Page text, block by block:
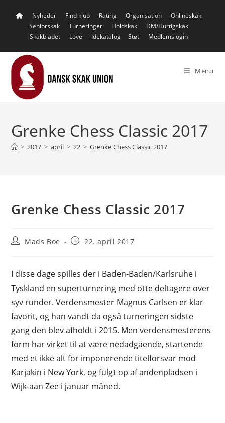
Nyheder Find klub Rating Organisation
Onlineskak
Seniorskak
Turneringer Holdskak
DM/Hurtigskak
Skakbladet
Love Idekatalog Støt Medlemslogin
Menu
Grenke Chess Classic 2017
> 2017 > april > 22 > Grenke Chess Classic 2017
Grenke Chess Classic 2017
PostMads Boe
Post22. april 2017
I disse dage spilles der i Baden-Baden/Karlsruhe i
Tyskland en superturnering med otte deltagere over
syv runder. Verdensmester Magnus Carlsen er klar
favorit, og han vandt da også turneringen sidste
gang den blev afholdt i 2015. Men verdensmesterens
form har virket til at være nedadgående, startende
med et ikke alt for imponerende titelforsvar mod
Karjakin i New York, og fulgt op af andenpladsen i
Wijk-aan Zee i januar måned.